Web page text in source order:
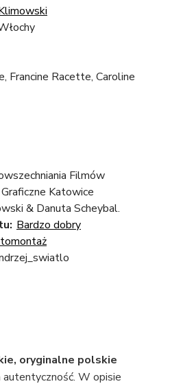
Francine Racette, Caroline
Filmów
Katowice
& Danuta Scheybal.
Bardzo dobry
oryginalne polskie
autentyczność. W opisie